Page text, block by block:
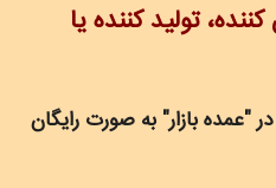
تولید کننده یا
"عمده بازار" به صورت رایگان